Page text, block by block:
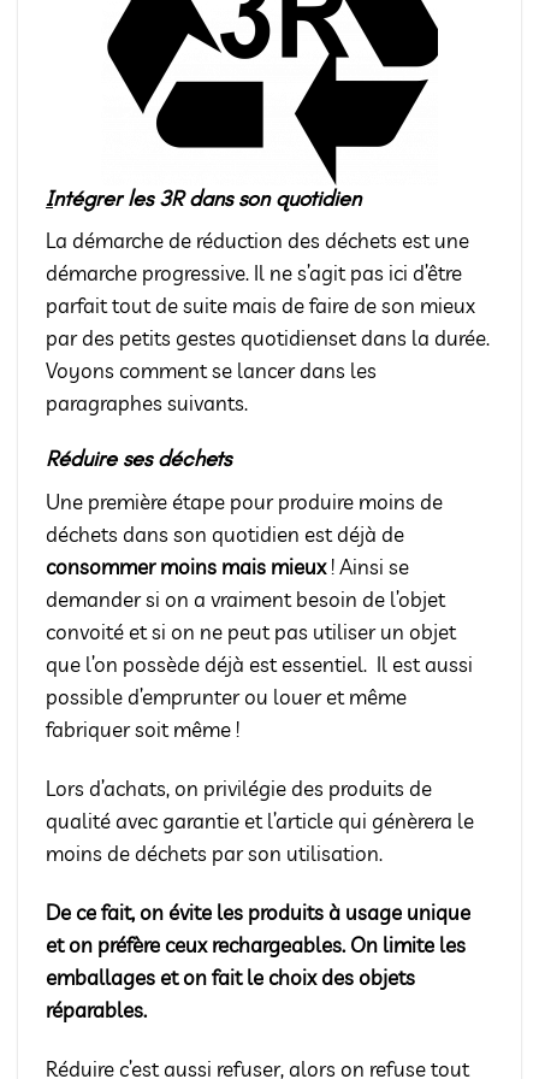
Intégrer les 3R dans son quotidien
La démarche de réduction des déchets est une
démarche progressive. Il ne s’agit pas ici d’être
parfait tout de suite mais de faire de son mieux
par des petits gestes quotidienset dans la durée.
Voyons comment se lancer dans les
paragraphes suivants.
Réduire ses déchets
Une première étape pour produire moins de
déchets dans son quotidien est déjà de
consommer moins mais mieux! Ainsi se
demander si on a vraiment besoin de l’objet
convoité et si on ne peut pas utiliser un objet
que l’on possède déjà est essentiel. Il est aussi
possible d’emprunter ou louer et même
fabriquer soit même !
Lors d’achats, on privilégie des produits de
qualité avec garantie et l’article qui génèrera le
moins de déchets par son utilisation.
De ce fait, on évite les produits à usage unique
et on préfère ceux rechargeables. On limite les
emballages et on fait le choix des objets
réparables.
Réduire c’est aussi refuser, alors on refuse tout